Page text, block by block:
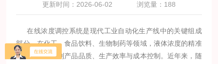
更新时间：2026-06-02 浏览量：188
在线浓度调控系统是现代工业自动化生产线中的关键组成
部分。在化工、食品饮料、生物制药等领域，液体浓度的精准
控制直接关系到产品品质、生产效率与成本控制。近年来，随